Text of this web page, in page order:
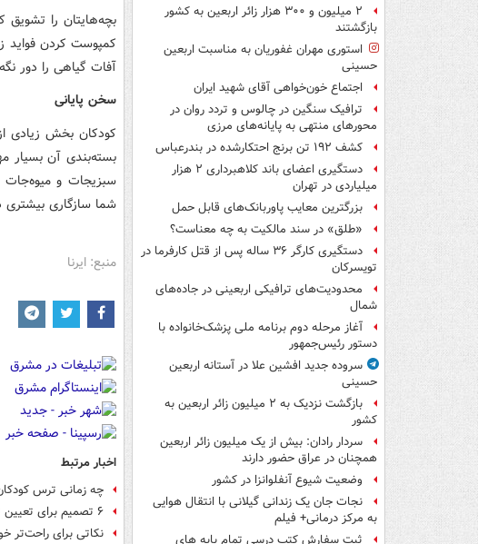
۲ میلیون و ۳۰۰ هزار زائر اربعین به کشور
بازگشتند
استوری مهران غفوریان به مناسبت اربعین
حسینی
اجتماع خون‌خواهی آقای شهید ایران
ترافیک سنگین در چالوس و تردد روان در
محورهای منتهی به پایانه‌های مرزی
کشف ۱۹۲ تن برنج احتکارشده در بندرعباس
دستگیری اعضای باند کلاهبرداری ۲ هزار
میلیاردی در تهران
بزرگترین معایب پاوربانک‌های قابل حمل
«طلق» در سند مالکیت به چه معناست؟
دستگیری کارگر ۳۶ ساله پس از قتل کارفرما در
تویسرکان
محدودیت‌های ترافیکی اربعینی در جاده‌های
شمال‌
آغاز مرحله دوم برنامه ملی پزشک‌خانواده با
دستور رئیس‌جمهور
سروده جدید افشین علا در آستانه اربعین
حسینی
بازگشت نزدیک به ۲ میلیون زائر اربعین به
کشور
سردار رادان: بیش از یک میلیون زائر اربعین
همچنان در عراق حضور دارند
وضعیت شیوع آنفلوانزا در کشور
نجات جان یک زندانی گیلانی با انتقال هوایی
به مرکز درمانی+ فیلم
ثبت سفارش کتب درسی تمام پایه های
بچه‌هایتان را تشویق
کمپوست کردن فواید
آفات گیاهی را دور
سخن پایانی
کودکان بخش زیادی
بسته‌بندی آن بسیار
سبزیجات و
شما سازگاری بیشتری
منبع: ایرنا
اخبار مرتبط
چه زمانی ترس
۶ تصمیم برای تعیین تعرفه‌ پزشکی ۱۴۰۳/ عدد سرانه پزشک خانواده
نکاتی برای راحت‌تر